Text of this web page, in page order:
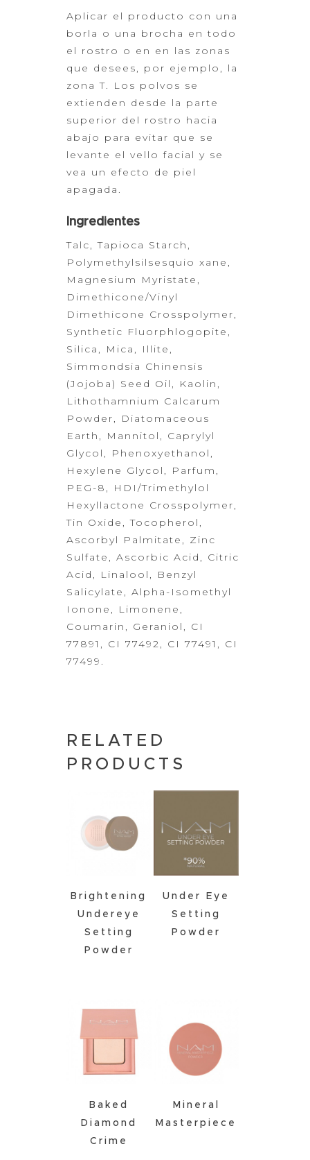
Aplicar el producto con una
borla o una brocha en todo
el rostro o en en las zonas
que desees, por ejemplo, la
zona T. Los polvos se
extienden desde la parte
superior del rostro hacia
abajo para evitar que se
levante el vello facial y se
vea un efecto de piel
apagada.
Ingredientes
Talc, Tapioca Starch,
Polymethylsilsesquio xane,
Magnesium
Myristate,
Dimethicone/Vinyl
Dimethicone Crosspolymer,
Synthetic Fluorphlogopite,
Silica, Mica, Illite,
Simmondsia Chinensis
(Jojoba) Seed Oil, Kaolin,
Lithothamnium Calcarum
Powder, Diatomaceous
Earth, Mannitol, Caprylyl
Glycol, Phenoxyethanol,
Hexylene Glycol,
Parfum,
PEG-8, HDI/Trimethylol
Hexyllactone Crosspolymer,
Tin Oxide, Tocopherol,
Ascorbyl Palmitate, Zinc
Sulfate, Ascorbic Acid, Citric
Acid, Linalool, Benzyl
Salicylate, Alpha-Isomethyl
Ionone,
Limonene,
Coumarin, Geraniol, CI
77891, CI 77492, CI 77491, CI
77499.
RELATED
PRODUCTS
Brightening
Undereye
Setting
Powder
Under Eye
Setting
Powder
Baked
Diamond
Crime
Mineral
Masterpiece